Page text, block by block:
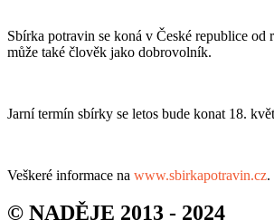
Sbírka potravin se koná v České republice
může také člověk jako dobrovolník.
Jarní termín sbírky se letos bude konat 18.
Veškeré informace na www.sbirkapotravin.cz.
© NADĚJE 2013 - 2024